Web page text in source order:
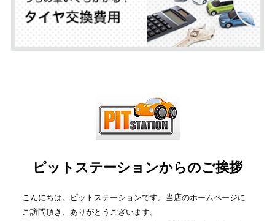
ピットステーションからのご挨拶
こんにちは。ピットステーションです。当店のホームページに
ご訪問頂き、ありがとうございます。